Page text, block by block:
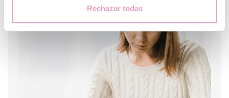
Rechazar todas